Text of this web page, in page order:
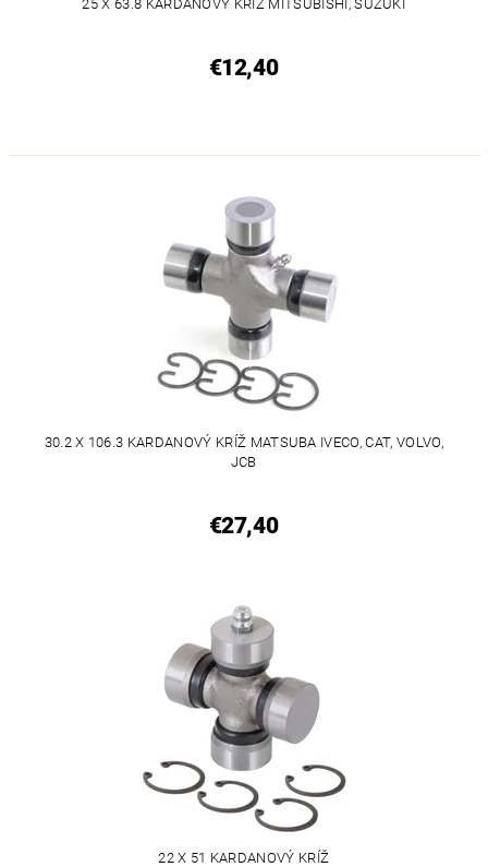
25 X 63.8 KARDANOVÝ KRÍŽ MITSUBISHI, SUZUKI
€12,40
30.2 X 106.3 KARDANOVÝ KRÍŽ MATSUBA IVECO, CAT, VOLVO,
JCB
€27,40
22 X 51 KARDANOVÝ KRÍŽ